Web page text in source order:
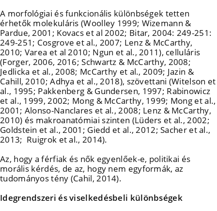
A morfológiai és funkcionális különbségek tetten
érhetők molekuláris (Woolley 1999; Wizemann &
Pardue, 2001; Kovacs et al 2002; Bitar, 2004: 249-251:
249-251; Cosgrove et al., 2007; Lenz & McCarthy,
2010; Varea et al 2010; Ngun et al., 2011), celluláris
(Forger, 2006, 2016; Schwartz & McCarthy, 2008;
Jedlicka et al., 2008; McCarthy et al., 2009; Jazin &
Cahill, 2010; Adhya et al., 2018), szövettani (Witelson et
al., 1995; Pakkenberg & Gundersen, 1997; Rabinowicz
et al., 1999, 2002; Mong & McCarthy, 1999; Mong et al.,
2001; Alonso-Nanclares et al., 2008; Lenz & McCarthy,
2010) és makroanatómiai szinten (Lüders et al., 2002;
Goldstein et al., 2001; Giedd et al., 2012; Sacher et al.,
2013; Ruigrok et al., 2014).
Az, hogy a férfiak és nők egyenlőek-e, politikai és
morális kérdés, de az, hogy nem egyformák, az
tudományos tény (Cahil, 2014).
Idegrendszeri és viselkedésbeli különbségek